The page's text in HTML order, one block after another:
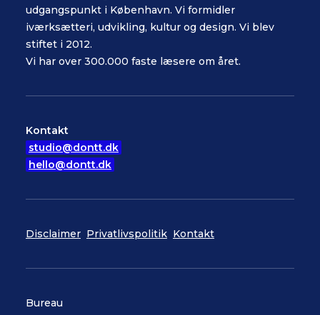
udgangspunkt i København. Vi formidler
iværksætteri, udvikling, kultur og design. Vi blev
stiftet i 2012.
Vi har over 300.000 faste læsere om året.
Kontakt
studio@dontt.dk
hello@dontt.dk
Disclaimer Privatlivspolitik Kontakt
Bureau